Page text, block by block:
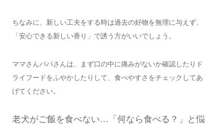
ちなみに、新しい工夫をする時は過去の好物を無理に与えず、
「安心できる新しい香り」で誘う方がいいでしょう。
ママさんパパさんは、まず口の中に痛みがないか確認したりド
ライフードをふやかしたりして、食べやすさをチェックしてあ
げてください。
老犬がご飯を食べない…「何なら食べる？」と悩